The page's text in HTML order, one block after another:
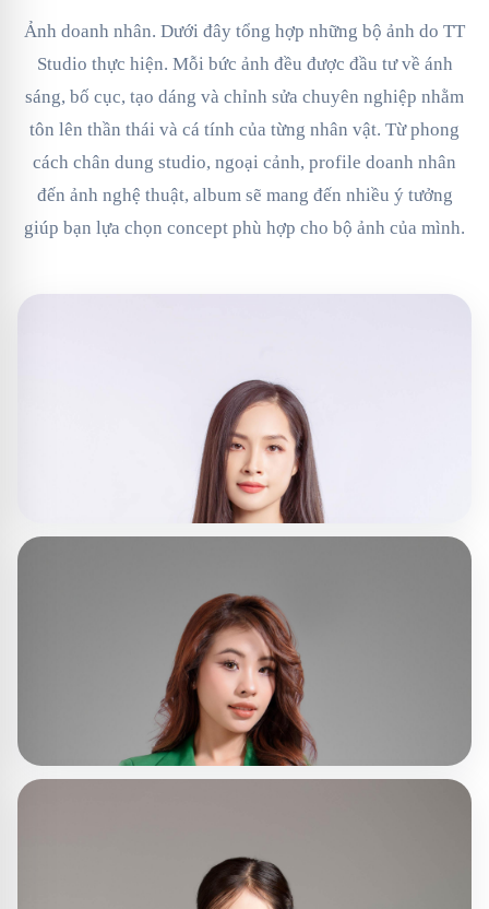
Ảnh doanh nhân. Dưới đây tổng hợp những bộ ảnh do TT
Studio thực hiện. Mỗi bức ảnh đều được đầu tư về ánh
sáng, bố cục, tạo dáng và chỉnh sửa chuyên nghiệp nhằm
tôn lên thần thái và cá tính của từng nhân vật. Từ phong
cách chân dung studio, ngoại cảnh, profile doanh nhân
đến ảnh nghệ thuật, album sẽ mang đến nhiều ý tưởng
giúp bạn lựa chọn concept phù hợp cho bộ ảnh của mình.